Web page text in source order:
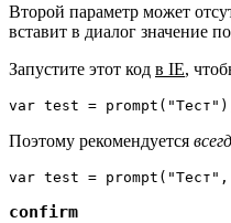
Второй параметр может
вставит в диалог значение
Запустите этот код в IE,
var test =
Поэтому рекомендуется
var test =
confirm